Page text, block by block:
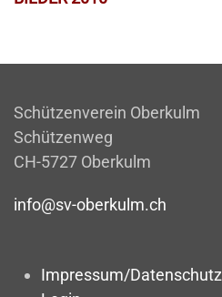
Schützenverein Oberkulm
Schützenweg
CH-5727 Oberkulm
info@sv-oberkulm.ch
Impressum/Datenschutz